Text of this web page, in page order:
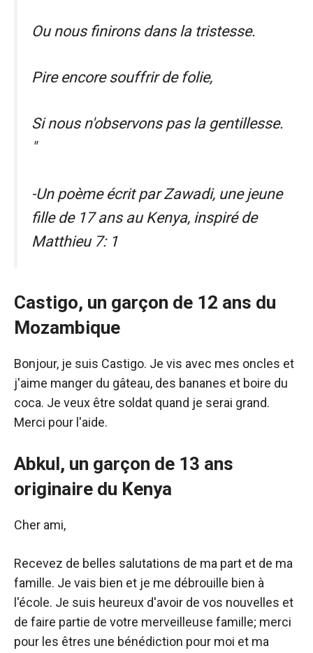
Ou nous finirons dans la tristesse.
Pire encore souffrir de folie,
Si nous n'observons pas la gentillesse.
"
-Un poème écrit par Zawadi, une jeune
fille de 17 ans au Kenya, inspiré de
Matthieu 7: 1
Castigo, un garçon de 12 ans du
Mozambique
Bonjour, je suis Castigo. Je vis avec mes oncles et
j'aime manger du gâteau, des bananes et boire du
coca. Je veux être soldat quand je serai grand.
Merci pour l'aide.
Abkul, un garçon de 13 ans
originaire du Kenya
Cher ami,
Recevez de belles salutations de ma part et de ma
famille. Je vais bien et je me débrouille bien à
l'école. Je suis heureux d'avoir de vos nouvelles et
de faire partie de votre merveilleuse famille; merci
pour les êtres une bénédiction pour moi et ma